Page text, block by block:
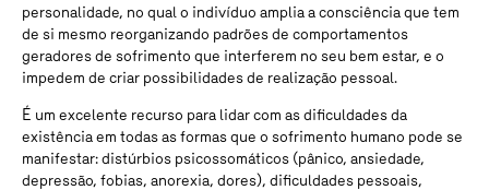
personalidade, no qual o indivíduo amplia a consciência que tem
de si mesmo reorganizando padrões de comportamentos
geradores de sofrimento que interferem no seu bem estar, e o
impedem de criar possibilidades de realização pessoal.
É um excelente recurso para lidar com as dificuldades da
existência em todas as formas que o sofrimento humano pode se
manifestar: distúrbios psicossomáticos (pânico, ansiedade,
depressão, fobias, anorexia, dores), dificuldades pessoais,